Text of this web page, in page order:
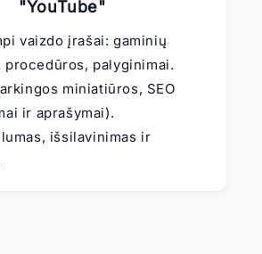
"YouTube"
vaizdo įrašai: gaminių
procedūros, palyginimai.
miniatiūros, SEO
ir aprašymai).
išsilavinimas ir